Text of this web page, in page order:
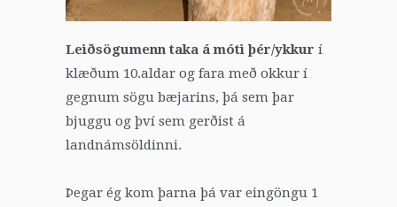
Leiðsögumenn taka á móti þér/ykkur í
klæðum 10.aldar og fara með okkur í
gegnum sögu bæjarins, þá sem þar
bjuggu og því sem gerðist á
landnámsöldinni.
Þegar ég kom þarna þá var eingöngu 1